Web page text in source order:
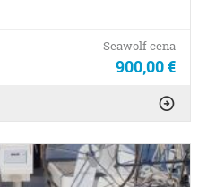
Seawolf cena
900,00 €